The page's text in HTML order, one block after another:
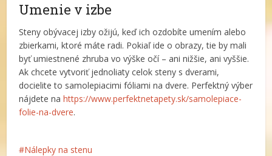
Umenie v izbe
Steny obývacej izby ožijú, keď ich ozdobíte umením alebo
zbierkami, ktoré máte radi. Pokiaľ ide o obrazy, tie by mali
byť umiestnené zhruba vo výške očí – ani nižšie, ani vyššie.
Ak chcete vytvoriť jednoliaty celok steny s dverami,
docielite to samolepiacimi fóliami na dvere. Perfektný výber
nájdete nahttps://www.perfektnetapety.sk/samolepiace-
folie-na-dvere.
Nálepky na stenu